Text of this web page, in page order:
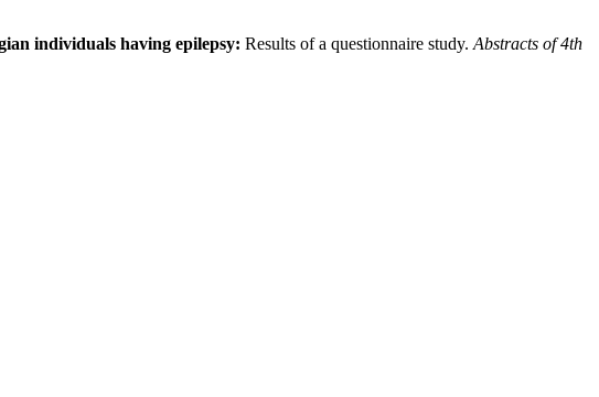
individuals having epilepsy: Results of a questionnaire study. Abstracts of 4th